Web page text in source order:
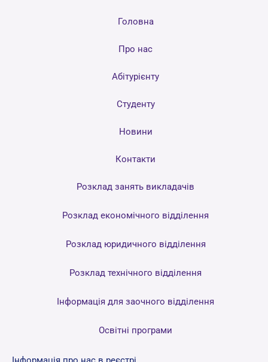
Головна
Про нас
Абітурієнту
Студенту
Новини
Контакти
Розклад занять викладачів
Розклад економічного відділення
Розклад юридичного відділення
Розклад технічного відділення
Інформація для заочного відділення
Освітні програми